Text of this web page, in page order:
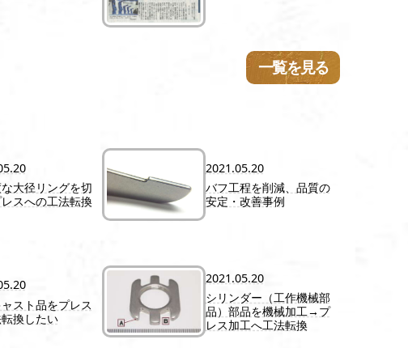
一覧を見る
大径リングを切
スへの工法転換
2021.05.20
バフ工程を削減、品質の
安定・改善事例
スト品をプレス
換したい
2021.05.20
シリンダー（工作機械部
品）部品を機械加工→プ
レス加工へ工法転換